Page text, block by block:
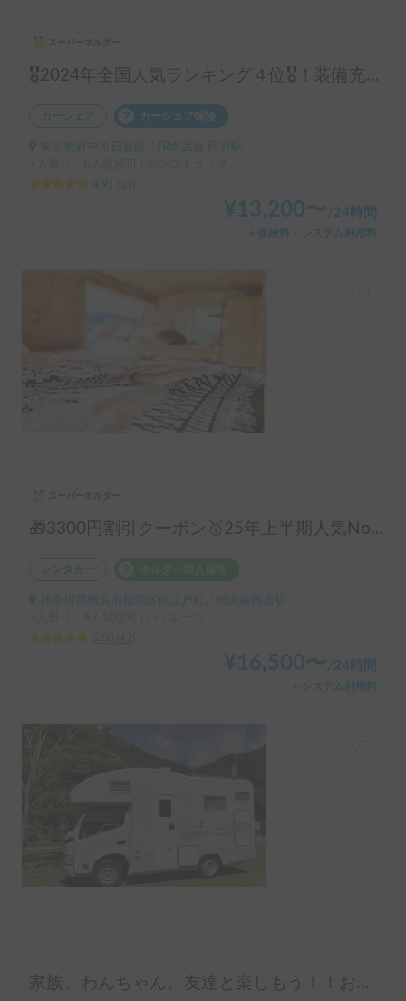
🎖️2024年全国人気ランキング４位🎖️！装備充実！コインパーキング駐車可！6名就寝
カーシェア カーシェア保険
東京都府中市日新町, ' JR南武線 西府駅
4.91
53
¥ 13,200〜 /24時間
＋保険料・システム利用料
🎁3300円割引クーポン🥇25年上半期人気No.1「動くログハウス🪵」【カップルに大人気✨】【ペット旅🐕】📌内容充実なのに格安の「オリジナル保険プラン」を準備👍
レンタカー
神奈川県横浜市都筑区佐江戸町, ' 横浜線鴨居駅
5.00
42
¥ 16,500〜/24時間
＋システム利用料
家族、わんちゃん、友達と楽しもう！！お気軽旅行のキャンピングカー（コルドバンクス）四国・淡路島にアクセス抜群🗾ペット大歓迎🐶ケージ無しOK、WIFI無料